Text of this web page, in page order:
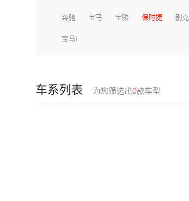
奔驰 宝马 宝骏 保时捷 别克
宝马i
车系列表 为您筛选出0款车型